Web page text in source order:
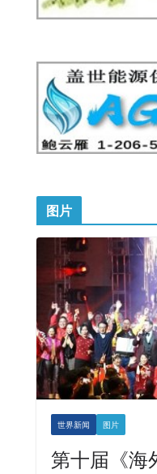
图片
世界新闻 图片
第十届《海